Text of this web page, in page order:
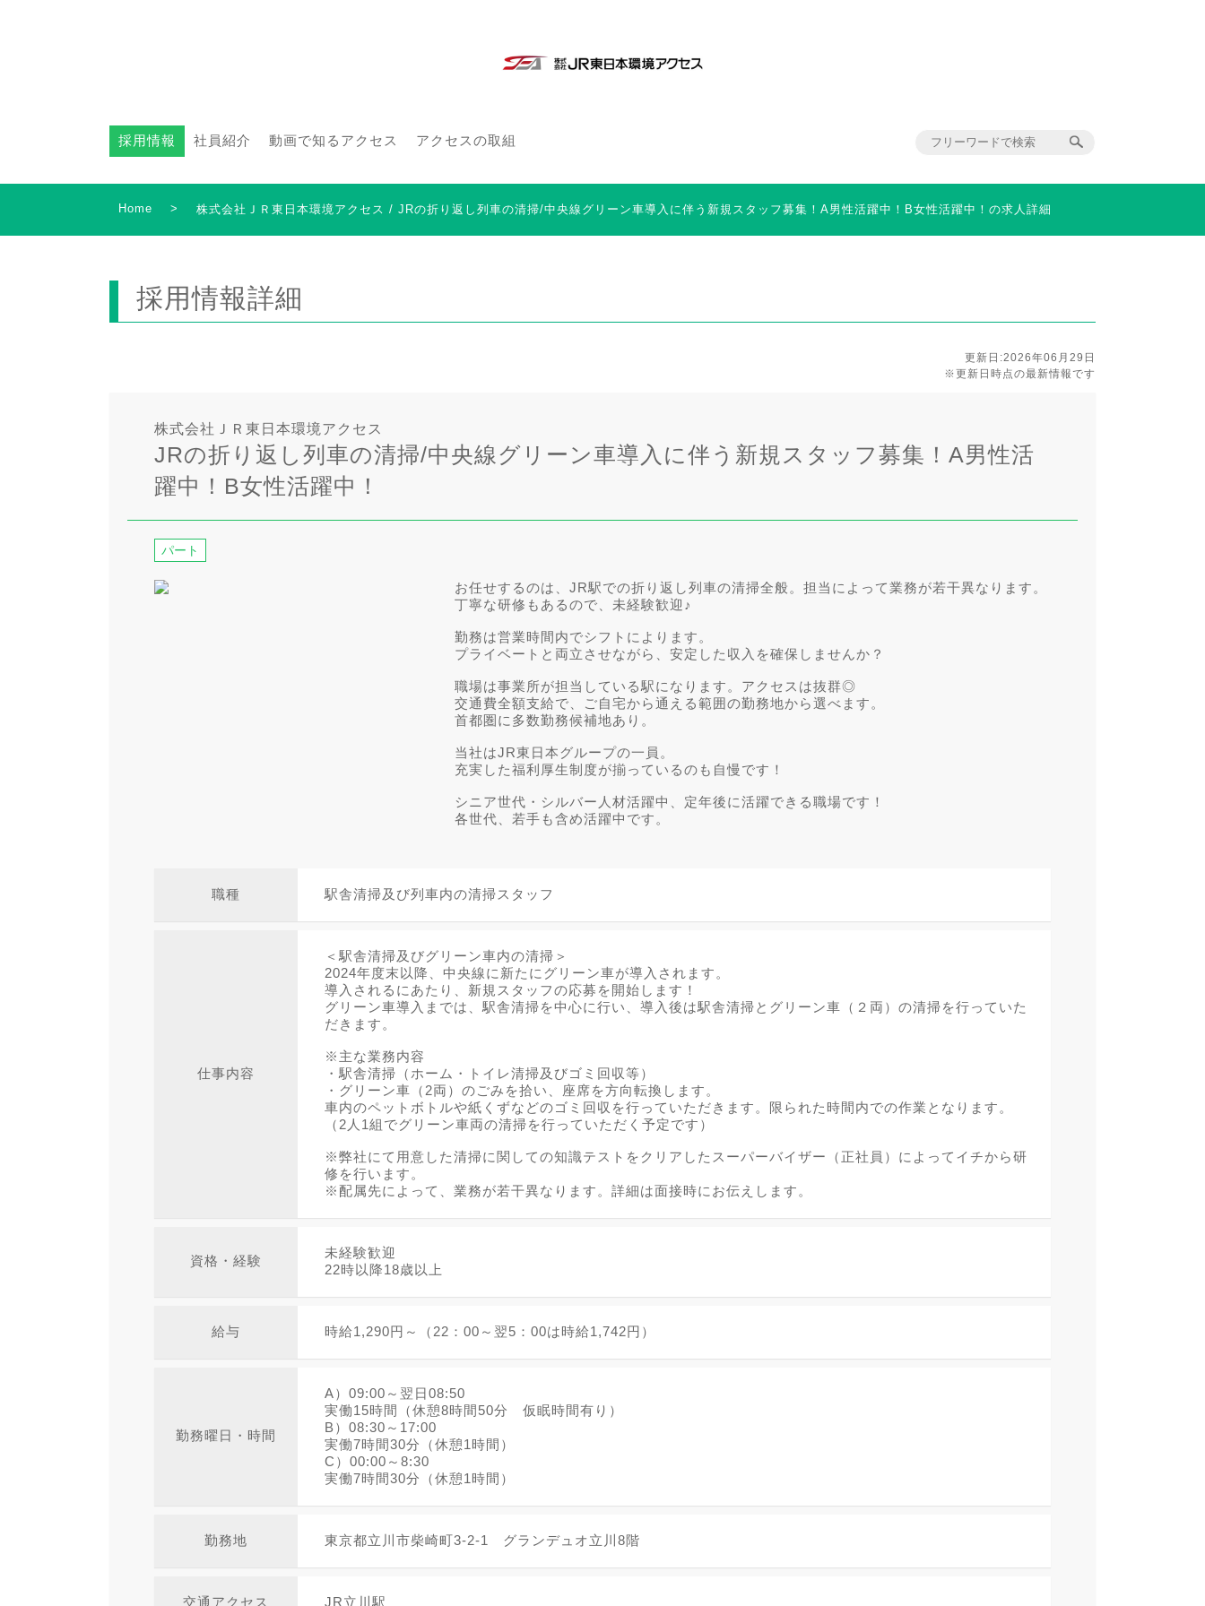
採用情報 社員紹介 動画で知るアクセス アクセスの取組
Home > 株式会社ＪＲ東日本環境アクセス / JRの折り返し列車の清掃/中央線グリーン車導入に伴う新規スタッフ募集！A男性活躍中！B女性活躍中！の求人詳細
採用情報詳細
更新日:2026年06月29日
※更新日時点の最新情報です
株式会社ＪＲ東日本環境アクセス
JRの折り返し列車の清掃/中央線グリーン車導入に伴う新規スタッフ募集！A男性活
躍中！B女性活躍中！
パート
お任せするのは、JR駅での折り返し列車の清掃全般。担当によって業務が若干異なります。
丁寧な研修もあるので、未経験歓迎♪
勤務は営業時間内でシフトによります。
プライベートと両立させながら、安定した収入を確保しませんか？
職場は事業所が担当している駅になります。アクセスは抜群◎
交通費全額支給で、ご自宅から通える範囲の勤務地から選べます。
首都圏に多数勤務候補地あり。
当社はJR東日本グループの一員。
充実した福利厚生制度が揃っているのも自慢です！
シニア世代・シルバー人材活躍中、定年後に活躍できる職場です！
各世代、若手も含め活躍中です。
職種 駅舎清掃及び列車内の清掃スタッフ
仕事内容
＜駅舎清掃及びグリーン車内の清掃＞
2024年度末以降、中央線に新たにグリーン車が導入されます。
導入されるにあたり、新規スタッフの応募を開始します！
グリーン車導入までは、駅舎清掃を中心に行い、導入後は駅舎清掃とグリーン車（２両）の清掃を行っていた
だきます。
※主な業務内容
・駅舎清掃（ホーム・トイレ清掃及びゴミ回収等）
・グリーン車（2両）のごみを拾い、座席を方向転換します。
車内のペットボトルや紙くずなどのゴミ回収を行っていただきます。限られた時間内での作業となります。
（2人1組でグリーン車両の清掃を行っていただく予定です）
※弊社にて用意した清掃に関しての知識テストをクリアしたスーパーバイザー（正社員）によってイチから研
修を行います。
※配属先によって、業務が若干異なります。詳細は面接時にお伝えします。
資格・経験
未経験歓迎
22時以降18歳以上
給与 時給1,290円～（22：00～翌5：00は時給1,742円）
勤務曜日・時間
A）09:00～翌日08:50
実働15時間（休憩8時間50分 仮眠時間有り）
B）08:30～17:00
実働7時間30分（休憩1時間）
C）00:00～8:30
実働7時間30分（休憩1時間）
勤務地 東京都立川市柴崎町3-2-1 グランデュオ立川8階
交通アクセス JR立川駅